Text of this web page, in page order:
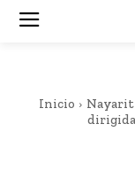
Inicio Nayarit
dirigida